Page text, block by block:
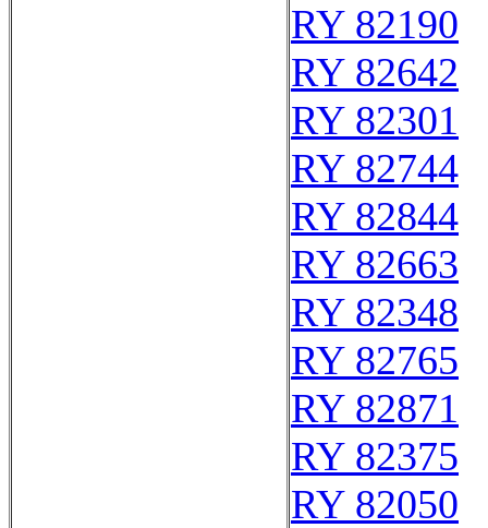
RY 82190
RY 82642
RY 82301
RY 82744
RY 82844
RY 82663
RY 82348
RY 82765
RY 82871
RY 82375
RY 82050